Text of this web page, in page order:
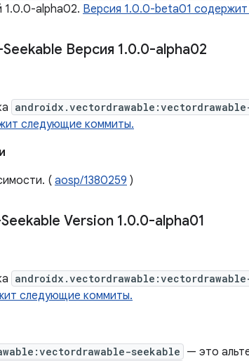
1.0.0-alpha02. Версия 1.0.0-beta01
Версия 1.0.0-alpha02
следующие коммиты.
( aosp/1380259 )
Version 1.0.0-alpha01
следующие коммиты.
seekable — это